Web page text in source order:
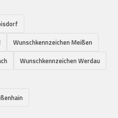
Wunschkennzeichen Meißen
Wunschkennzeichen Werdau